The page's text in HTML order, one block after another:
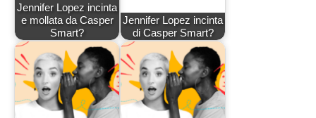
Jennifer Lopez incinta
e mollata da Casper
Smart?
Jennifer Lopez incinta
di Casper Smart?